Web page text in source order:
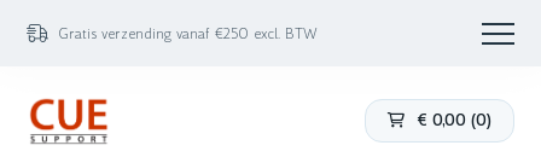
Gratis verzending vanaf €250 excl. BTW
€ 0,00 (0)